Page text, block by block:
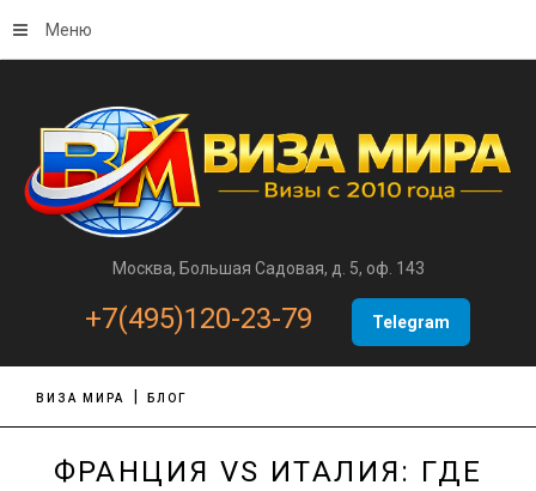
Москва, Большая Садовая, д. 5, оф. 143
+7(495)120-23-79 Telegram
Меню
ВИЗА МИРА БЛОГ
ФРАНЦИЯ VS ИТАЛИЯ: ГДЕ